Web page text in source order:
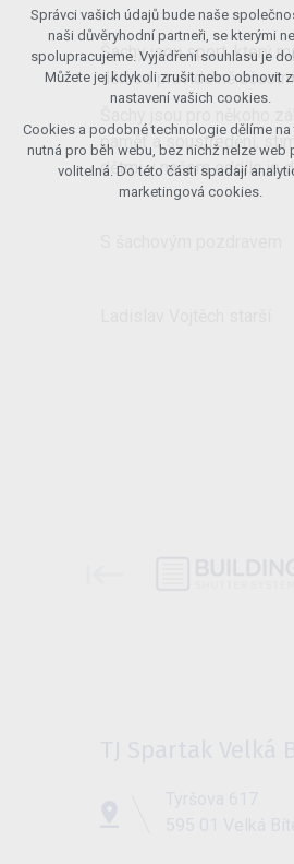
Šachy jsou sport, který
dětí se pravidelně
Šachy jsou pro někoho
paměť a soustředění,
dětmi v našem oddíle je
vyhodnocení návštěvnosti
marketingová cookies (Google)
Více informací o cookies na našem
Přijmout všechny cookies
Odmítnout vše
Správci vašich údajů bude naše
naši důvěryhodní partneři, se kterými
spolupracujeme. Vyjádření souhlasu je
Můžete jej kdykoli zrušit nebo obnovit
nastavení vašich cookies.
Cookies a podobné technologie dělíme na
nutná pro běh webu, bez nichž nelze web
volitelná. Do této části spadají
marketingová cookies.